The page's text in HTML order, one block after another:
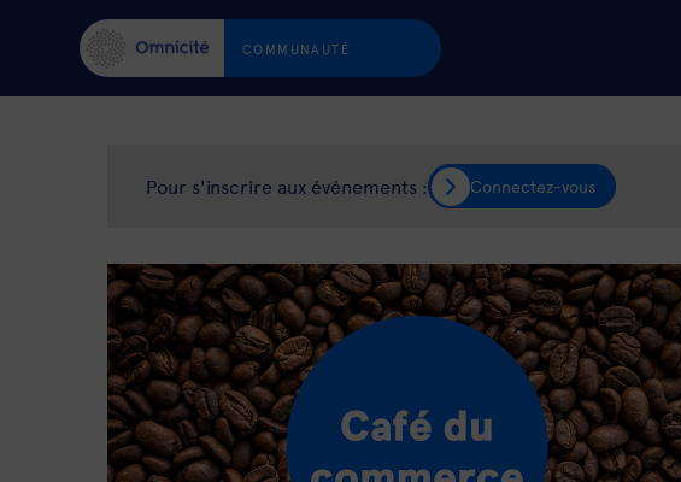
COMMUNAUTÉ
Pour s'inscrire aux événements : Connectez-vous